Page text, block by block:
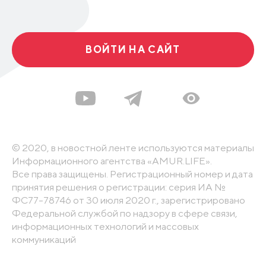
ВОЙТИ НА САЙТ
© 2020, в новостной ленте используются материалы
Информационного агентства «AMUR.LIFE».
Все права защищены. Регистрационный номер и дата
принятия решения о регистрации: серия ИА №
ФС77-78746 от 30 июля 2020 г., зарегистрировано
Федеральной службой по надзору в сфере связи,
информационных технологий и массовых
коммуникаций